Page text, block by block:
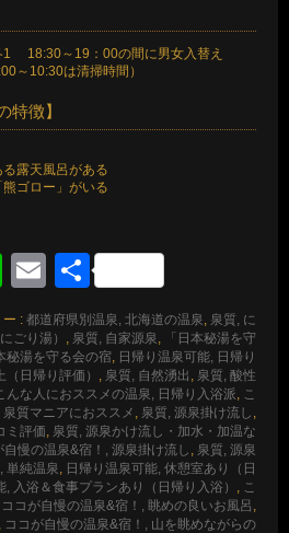
18:30～19：00の間に男女入替え
～10:30は清掃時間）
特徴】
露天風呂がある
ゴロー」がいる
LineEmail
共
有
ー : 都道府県別温泉, 北海道の温泉 泉質, に
ごり湯）
泉質, 自家源泉
「日本秘湯を守
秘湯を守る会の宿 日帰り温泉可能, 日帰り
日帰り評価）
泉質, 自然湧出
泉質, 酸性
んな人におススメの温泉, 日帰り入浴派
こ
質マニアにおススメ
泉質, 源泉掛け流し
ミ評価 泉質, 源泉かけ流し・加水・加温な
自慢の温泉&宿！, 源泉掛け流し
泉質, 源泉
単純温泉
日帰り温泉可能, 休憩室あり（日
, 入浴＆食事プランあり（日帰り入浴）
こ
ココが自慢の温泉&宿！, 眺めの良いお風呂
ココが自慢の温泉&宿！, 山を眺めながらの